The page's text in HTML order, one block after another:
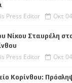
Press Editor Οκτ
Νίκου Σταυρέλη
Press Editor Οκτ
Κορίνθου: